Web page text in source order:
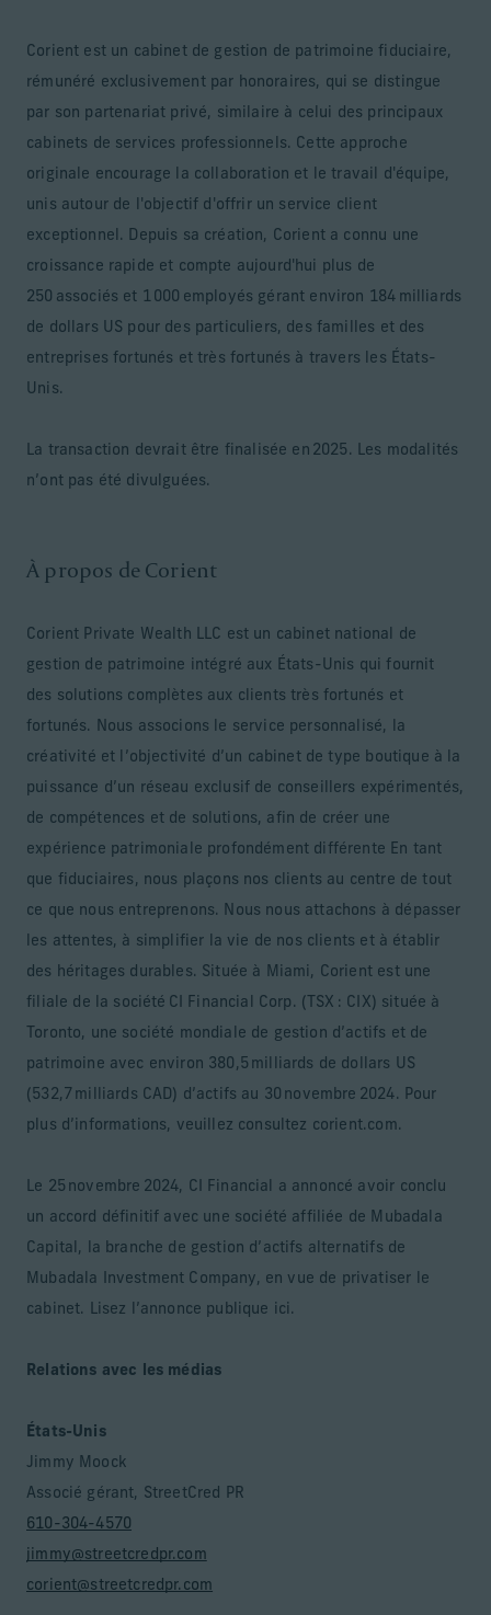
Corient est un cabinet de gestion de patrimoine fiduciaire,
rémunéré exclusivement par honoraires, qui se distingue
par son partenariat privé, similaire à celui des principaux
cabinets de services professionnels. Cette approche
originale encourage la collaboration et le travail d'équipe,
unis autour de l'objectif d'offrir un service client
exceptionnel. Depuis sa création, Corient a connu une
croissance rapide et compte aujourd'hui plus de
250 associés et 1 000 employés gérant environ 184 milliards
de dollars US pour des particuliers, des familles et des
entreprises fortunés et très fortunés à travers les États-
Unis.
La transaction devrait être finalisée en 2025. Les modalités
n’ont pas été divulguées.
À propos de Corient
Corient Private Wealth LLC est un cabinet national de
gestion de patrimoine intégré aux États-Unis qui fournit
des solutions complètes aux clients très fortunés et
fortunés. Nous associons le service personnalisé, la
créativité et l’objectivité d’un cabinet de type boutique à la
puissance d’un réseau exclusif de conseillers expérimentés,
de compétences et de solutions, afin de créer une
expérience patrimoniale profondément différente En tant
que fiduciaires, nous plaçons nos clients au centre de tout
ce que nous entreprenons. Nous nous attachons à dépasser
les attentes, à simplifier la vie de nos clients et à établir
des héritages durables. Située à Miami, Corient est une
filiale de la société CI Financial Corp. (TSX : CIX) située à
Toronto, une société mondiale de gestion d’actifs et de
patrimoine avec environ 380,5 milliards de dollars US
(532,7 milliards CAD) d’actifs au 30 novembre 2024. Pour
plus d’informations, veuillez consultez corient.com.
Le 25 novembre 2024, CI Financial a annoncé avoir conclu
un accord définitif avec une société affiliée de Mubadala
Capital, la branche de gestion d’actifs alternatifs de
Mubadala Investment Company, en vue de privatiser le
cabinet. Lisez l’annonce publique ici.
Relations avec les médias
États-Unis
Jimmy Moock
Associé gérant, StreetCred PR
610-304-4570
jimmy@streetcredpr.com
corient@streetcredpr.com